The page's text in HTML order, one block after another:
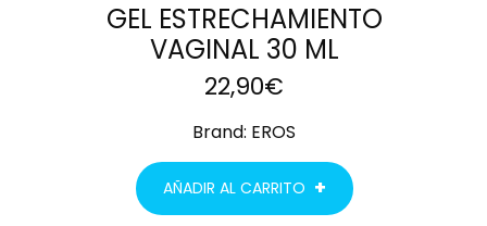
GEL ESTRECHAMIENTO
VAGINAL 30 ML
22,90€
Brand: EROS
AÑADIR AL CARRITO